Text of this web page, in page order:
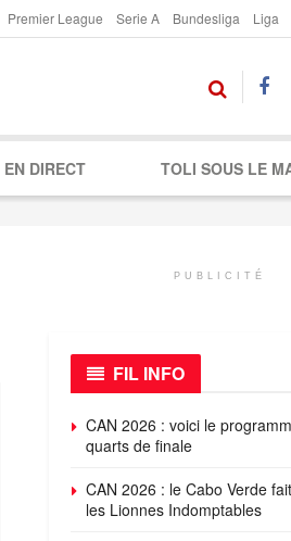
Premier League Serie A Bundesliga Liga
EN DIRECT TOLI SOUS LE
PUBLICITÉ
FIL INFO
CAN 2026 : voici le
quarts de finale
CAN 2026 : le Cabo Verde
les Lionnes Indomptables